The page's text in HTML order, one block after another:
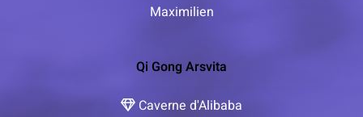
Maximilien
Qi Gong Arsvita
Caverne d'Alibaba